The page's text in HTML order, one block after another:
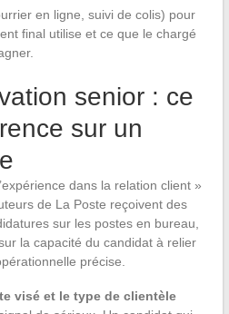
en ligne, suivi de colis) pour
final utilise et ce que le chargé
senior : ce
sur un
dans la relation client »
de La Poste reçoivent des
sur les postes en bureau,
la capacité du candidat à relier
précise.
visé et le type de clientèle